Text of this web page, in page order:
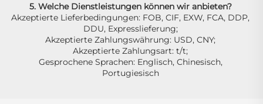
5. Welche Dienstleistungen können wir anbieten?
Akzeptierte Lieferbedingungen: FOB, CIF, EXW, FCA, DDP,
DDU, Expresslieferung;
Akzeptierte Zahlungswährung: USD, CNY;
Akzeptierte Zahlungsart: t/t;
Gesprochene Sprachen: Englisch, Chinesisch,
Portugiesisch